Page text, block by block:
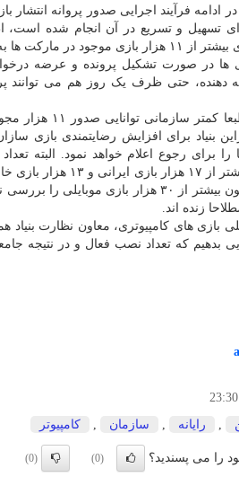
ادامه فرآیند اجرایی صدور پروانه انتشار
تسهیل و تسریع در آن انجام شده است،
داشت: انجام رده بندی بیشتر از ۱۱ هزار بازی موجود در مارکت
ها در صورت تشکیل پرونده و عرضه
دهنده، حتی ظرف یک روز هم می توانند
وی ادامه داد: البته طبعا کمتر سازمانی
بنیاد برای افزایش رضایتمندی بازی
برای رجوع اعلام خواهد نمود. البته تعداد
های رده بندی شده بیشتر از ۱۷ هزار بازی ایرانی و
زنده اند.
بدهیم که تعداد نصب فعال و در نتیجه
رایانه سازمان كامپیوتر
را می پسندید؟ (0)
(0)